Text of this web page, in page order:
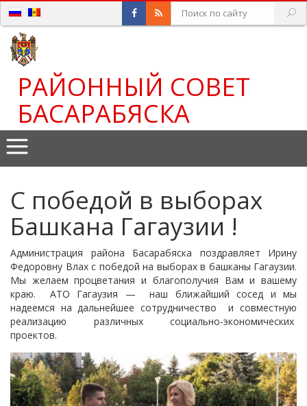
РАЙОННЫЙ СОВЕТ
БАСАРАБЯСКА
С победой в выборах
Башкана Гагаузии !
Администрация района Басарабяска поздравляет Ирину
Федоровну Влах с победой на выборах в башканы Гагаузии.
Мы желаем процветания и благополучия Вам и вашему
краю. АТО Гагаузия — наш ближайший сосед и мы
надеемся на дальнейшее сотрудничество и совместную
реализацию различных социально-экономических
проектов.